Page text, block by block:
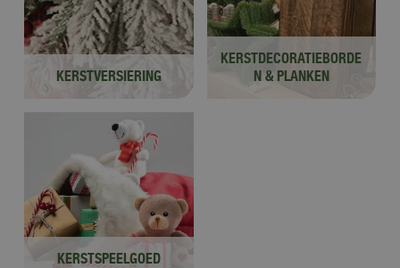
KERSTVERSIERING
KERSTDECORATIEBORDE
N & PLANKEN
KERSTSPEELGOED